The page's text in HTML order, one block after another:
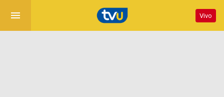
menu Vivo